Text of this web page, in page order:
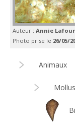
Auteur : Annie
Photo prise le 26/05/
Animaux